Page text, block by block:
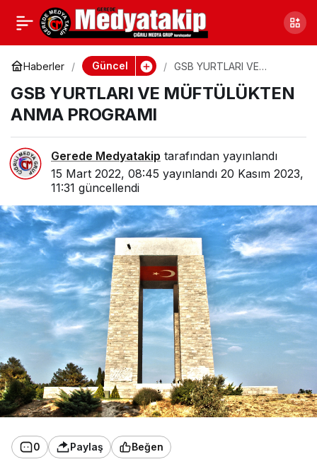
Haberler Güncel
GSB YURTLARI VE
PROGRAMI
GSB YURTLARI VE MÜFTÜLÜKTEN
ANMA PROGRAMI
Gerede Medyatakip tarafından yayınlandı
15 Mart 2022, 08:45 yayınlandı 20 Kasım 2023,
11:31 güncellendi
0 Paylaş Beğen
GEREDE EKSİ 17,9 İLE
DONDU!
Paylaş